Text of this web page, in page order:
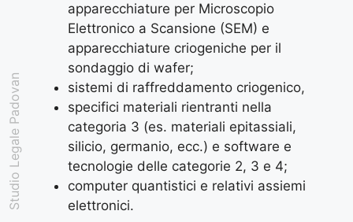
Studio Legale Padovan
apparecchiature per Microscopio
Elettronico a Scansione (SEM) e
apparecchiature criogeniche per il
sondaggio di wafer;
sistemi di raffreddamento criogenico,
specifici materiali rientranti nella
categoria 3 (es. materiali epitassiali,
silicio, germanio, ecc.) e software e
tecnologie delle categorie 2, 3 e 4;
computer quantistici e relativi assiemi
elettronici.